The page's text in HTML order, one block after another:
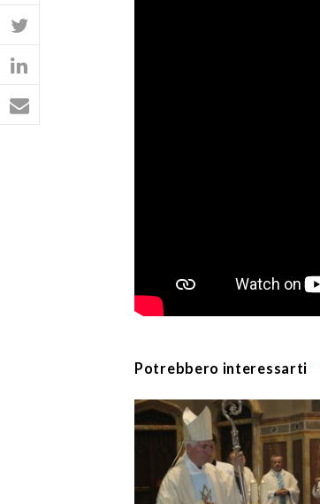
Potrebbero interessarti